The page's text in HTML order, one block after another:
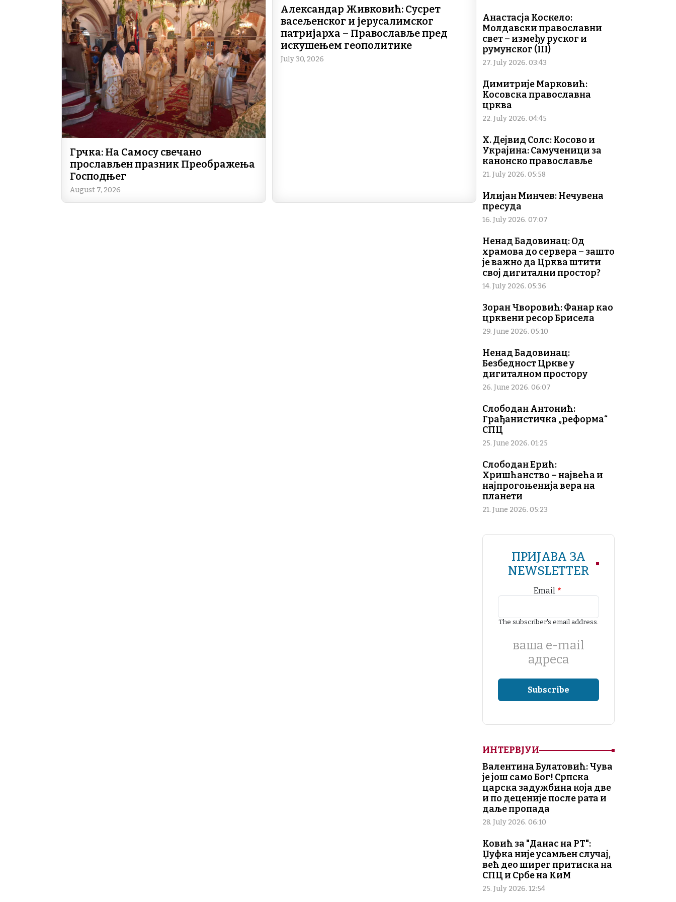
o
o
k
n
m
p
p
n
k
Грчка: На Самосу свечано
прослављен празник Преображења
Господњег
August 7, 2026
Александар Живковић: Сусрет
васељенског и јерусалимског
патријарха – Православље пред
искушењем геополитике
July 30, 2026
Анастасја Коскело:
Молдавски православни
свет – између руског и
румунског (III)
27. July 2026. 03:43
Димитрије Марковић:
Косовска православна
црква
22. July 2026. 04:45
Х. Дејвид Солс: Косово и
Украјина: Самученици за
канонско православље
21. July 2026. 05:58
Илијан Минчев: Нечувена
пресуда
16. July 2026. 07:07
Ненад Бадовинац: Од
храмова до сервера – зашто
је важно да Црква штити
свој дигитални простор?
14. July 2026. 05:36
Зоран Чворовић: Фанар као
црквени ресор Брисела
29. June 2026. 05:10
Ненад Бадовинац:
Безбедност Цркве у
дигиталном простору
26. June 2026. 06:07
Слободан Антонић:
Грађанистичка „реформа“
СПЦ
25. June 2026. 01:25
Слободан Ерић:
Хришћанство – највећа и
најпрогоњенија вера на
планети
21. June 2026. 05:23
ПРИЈАВА ЗА
NEWSLETTER
Email
The subscriber's email address.
ваша е-mail
адреса
ИНТЕРВЈУИ
Валентина Булатовић: Чува
је још само Бог! Српска
царска задужбина која две
и по деценије после рата и
даље пропада
28. July 2026. 06:10
Ковић за "Данас на РТ":
Џуфка није усамљен случај,
већ део ширег притиска на
СПЦ и Србе на КиМ
25. July 2026. 12:54